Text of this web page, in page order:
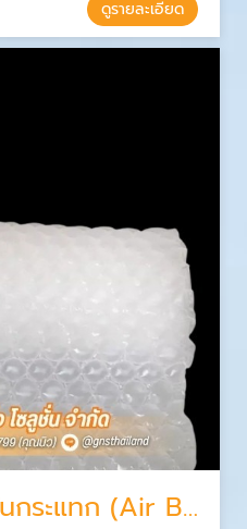
ดูรายละเอียด
ถุงลมพลาสติกกันกระแทก (Air Bubble)